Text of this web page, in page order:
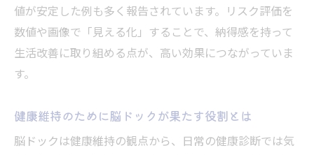
値が安定した例も多く報告されています。リスク評価を
数値や画像で「見える化」することで、納得感を持って
生活改善に取り組める点が、高い効果につながっていま
す。
健康維持のために脳ドックが果たす役割とは
脳ドックは健康維持の観点から、日常の健康診断では気